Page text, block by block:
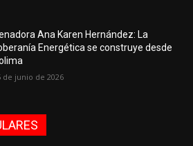
Ana Karen Hernández: La
Energética se construye desde
de junio de 2026